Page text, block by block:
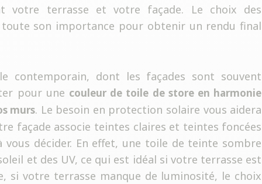
votre terrasse et votre façade. Le choix des
son importance pour obtenir un rendu final
contemporain, dont les façades sont souvent
pour une couleur de toile de store en harmonie
murs. Le besoin en protection solaire vous aidera
façade associe teintes claires et teintes foncées
vous décider. En effet, une toile de teinte sombre
et des UV, ce qui est idéal si votre terrasse est
si votre terrasse manque de luminosité, le choix